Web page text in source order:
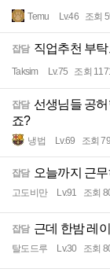
Temu Lv.46 조회
잡담 직업추천 부
Taksim Lv.75 조회
잡담 선생님들 공
죠?
냉법 Lv.69 조회
잡담 오늘까지 근
고도비만 Lv.91 조회
잡담 근데 한밤 레
탈도드루 Lv.30 조회